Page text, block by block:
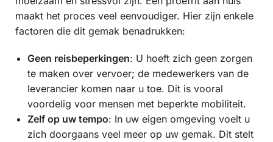
maakt het proces veel eenvoudiger. Hier zijn enkele
factoren die dit gemak benadrukken:
Geen reisbeperkingen: U hoeft zich geen zorgen
te maken over vervoer; de medewerkers van de
leverancier komen naar u toe. Dit is vooral
voordelig voor mensen met beperkte mobiliteit.
Zelf op uw tempo: In uw eigen omgeving voelt u
zich doorgaans veel meer op uw gemak. Dit stelt